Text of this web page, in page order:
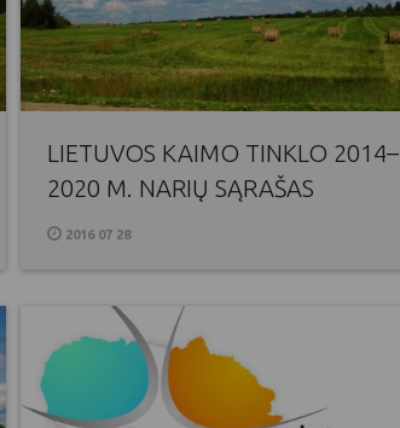
LIETUVOS KAIMO TINKLO 2014–
2020 M. NARIŲ SĄRAŠAS
2016 07 28